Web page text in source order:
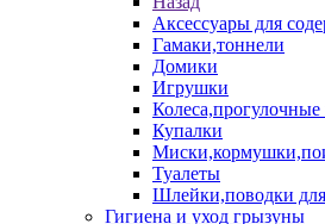
Аксессуары для
Гамаки,тоннели
Домики
Игрушки
Купалки
Туалеты
Шлейки,поводки
Гигиена и уход грызуны